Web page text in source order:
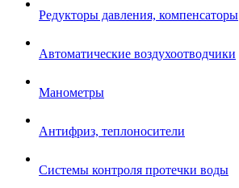
Редукторы давления, компенсаторы
Автоматические воздухоотводчики
Манометры
Антифриз, теплоносители
Системы контроля протечки воды